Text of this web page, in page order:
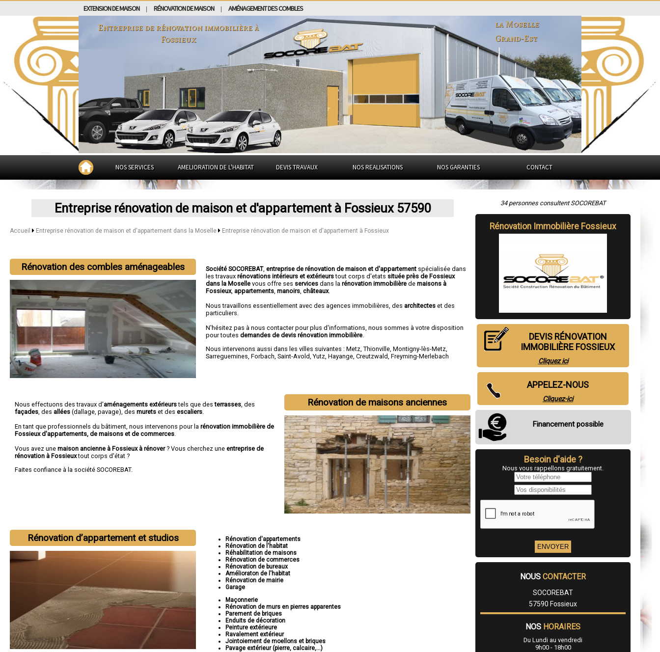
EXTENSION DE MAISON RÉNOVATION DE MAISON AMÉNAGEMENT DES COMBLES
Entreprise de rénovation immobilière à
Fossieux
la Moselle
Grand-Est
NOS SERVICES AMELIORATION DE L'HABITAT DEVIS TRAVAUX NOS REALISATIONS NOS GARANTIES CONTACT
Entreprise rénovation de maison et d'appartement à Fossieux 57590
Accueil Entreprise rénovation de maison et d'appartement dans la Moselle Entreprise rénovation de maison et d'appartement à Fossieux
Rénovation des combles aménageables Société SOCOREBAT,entreprise de rénovation de maison et d'appartement spécialisée dans
les travauxrénovations intérieurs et extérieurstout corps d'etats située près de Fossieux
dans la Mosellevous offre ses services dans larénovation immobilière demaisons à
Fossieux, appartements ,manoirs ,châteaux.
Nous travaillons essentiellement avec des agences immobilières, des architectes et des
particuliers.
N'hésitez pas à nous contacter pour plus d'informations, nous sommes à votre disposition
pour toutesdemandes de devis rénovation immobilière
Nous intervenons aussi dans les villes suivantes :Metz ,Thionville ,Montigny-lès-Metz
Sarreguemines ,Forbach ,Saint-Avold ,Yutz ,Hayange ,Creutzwald ,Freyming-Merlebach
Rénovation de maisons anciennes
Nous effectuons des travaux d'aménagements extérieurstels que desterrasses , des
façades , des allées (dallage, pavage), des murets et des escaliers
En tant que professionnels du bâtiment, nous intervenons pour la rénovation immobilière de
Fossieux d'appartements, de maisons et de commerces
Vous avez une maison ancienne à Fossieux à rénover? Vous cherchez une entreprise de
rénovation à Fossieuxtout corps d'état ?
Faites confiance à la société SOCOREBAT.
Rénovation d’appartement et studios
Rénovation d'appartements
Rénovation de l'habitat
Réhabilitation de maisons
Rénovation de commerces
Rénovation de bureaux
Amélioraton de l'habitat
Rénovation de mairie
Garage
Maçonnerie
Rénovation de murs en pierres apparentes
Parement de briques
Enduits de décoration
Peinture extérieure
Ravalement extérieur
Jointoiement de moellons et briques
Pavage extérieur (pierre, calcaire,...)
34 personnes consultent SOCOREBAT
Rénovation Immobilière Fossieux
DEVIS RÉNOVATION
IMMOBILIÈRE FOSSIEUX
Cliquez ici
APPELEZ-NOUS
Cliquez-ici
Financement possible
Besoin d'aide ?
Nous vous rappellons gratuitement.
NOUS CONTACTER
SOCOREBAT
57590 Fossieux
NOS HORAIRES
Du Lundi au vendredi
9h00 - 18h00